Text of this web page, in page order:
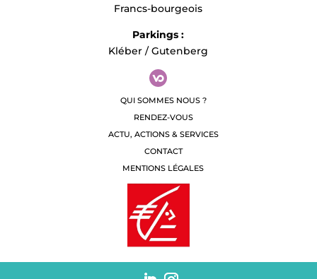
Francs-bourgeois
Parkings :
Kléber / Gutenberg
QUI SOMMES NOUS ?
RENDEZ-VOUS
ACTU, ACTIONS & SERVICES
CONTACT
MENTIONS LÉGALES